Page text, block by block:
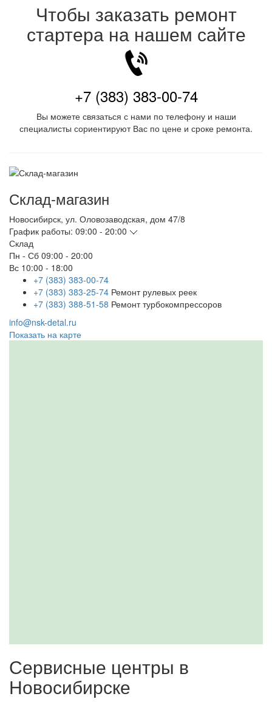
Чтобы заказать ремонт
стартера на нашем сайте
+7 (383) 383-00-74
Вы можете связаться с нами по телефону и наши
специалисты сориентируют Вас по цене и сроке ремонта.
Склад-магазин
Новосибирск, ул. Оловозаводская, дом 47/8
График работы: 09:00 - 20:00
Склад
Пн - Сб 09:00 - 20:00
Вс 10:00 - 18:00
+7 (383) 383-00-74
+7 (383) 383-25-74 Ремонт рулевых реек
+7 (383) 388-51-58 Ремонт турбокомпрессоров
info@nsk-detal.ru
Показать на карте
Сервисные центры в
Новосибирске